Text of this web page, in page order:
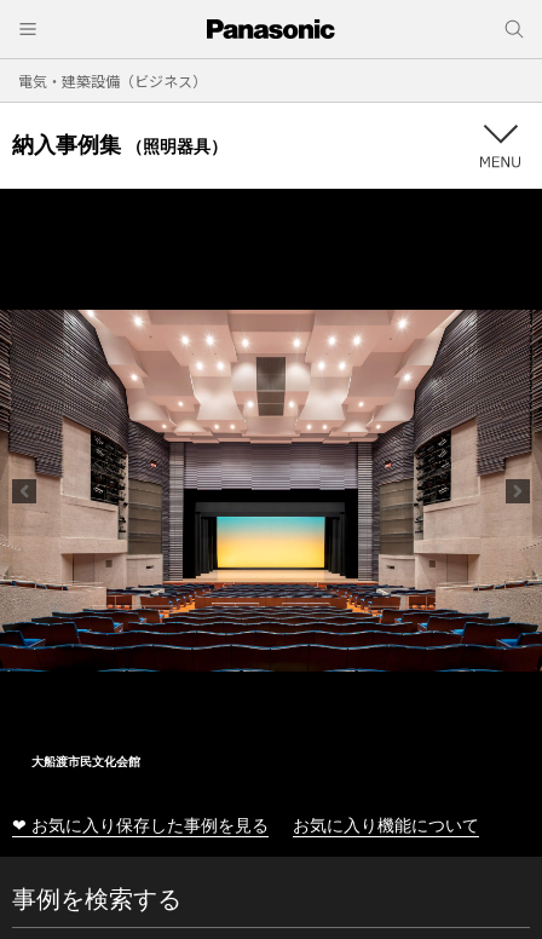
電気・建築設備（ビジネス）
納入事例集 （照明器具）
大船渡市民文化会館
❤ お気に入り保存した事例を見る お気に入り機能について
事例を検索する